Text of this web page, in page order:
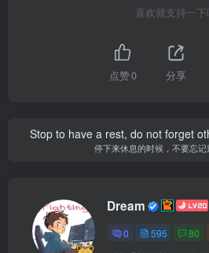
喜欢就支持一
点赞0 分享
Stop to have a rest, do not forget
停下来休息的时候，不要忘
Dream
0 595 80